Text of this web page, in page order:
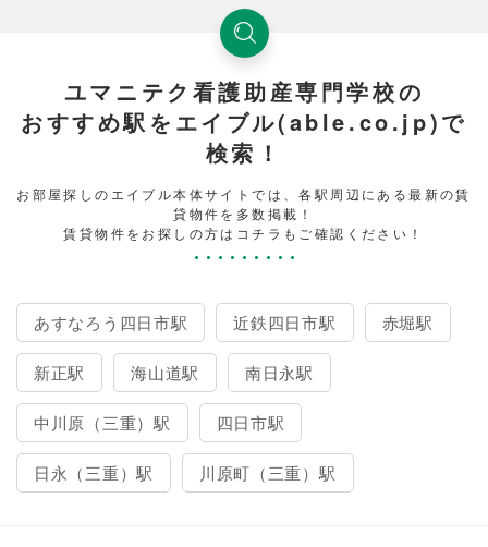
ユマニテク看護助産専門学校の
おすすめ駅をエイブル(able.co.jp)で
検索！
お部屋探しのエイブル本体サイトでは、各駅周辺にある最新の賃
貸物件を多数掲載！
賃貸物件をお探しの方はコチラもご確認ください！
あすなろう四日市駅 近鉄四日市駅 赤堀駅
新正駅 海山道駅 南日永駅
中川原（三重）駅 四日市駅
日永（三重）駅 川原町（三重）駅